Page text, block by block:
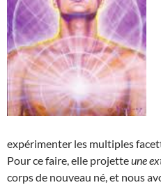
expérimenter les multiples
Pour ce faire, elle projetteune
corps de nouveau né, et nous